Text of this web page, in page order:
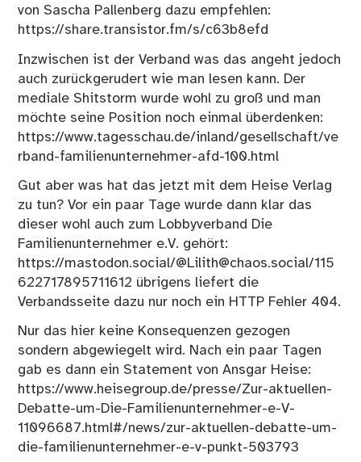
von Sascha Pallenberg dazu empfehlen:
https://share.transistor.fm/s/c63b8efd
Inzwischen ist der Verband was das angeht jedoch
auch zurückgerudert wie man lesen kann. Der
mediale Shitstorm wurde wohl zu groß und man
möchte seine Position noch einmal überdenken:
https://www.tagesschau.de/inland/gesellschaft/ve
rband-familienunternehmer-afd-100.html
Gut aber was hat das jetzt mit dem Heise Verlag
zu tun? Vor ein paar Tage wurde dann klar das
dieser wohl auch zum Lobbyverband Die
Familienunternehmer e.V. gehört:
https://mastodon.social/@Lilith@chaos.social/115
622717895711612 übrigens liefert die
Verbandsseite dazu nur noch ein HTTP Fehler 404.
Nur das hier keine Konsequenzen gezogen
sondern abgewiegelt wird. Nach ein paar Tagen
gab es dann ein Statement von Ansgar Heise:
https://www.heisegroup.de/presse/Zur-aktuellen-
Debatte-um-Die-Familienunternehmer-e-V-
11096687.html#/news/zur-aktuellen-debatte-um-
die-familienunternehmer-e-v-punkt-503793